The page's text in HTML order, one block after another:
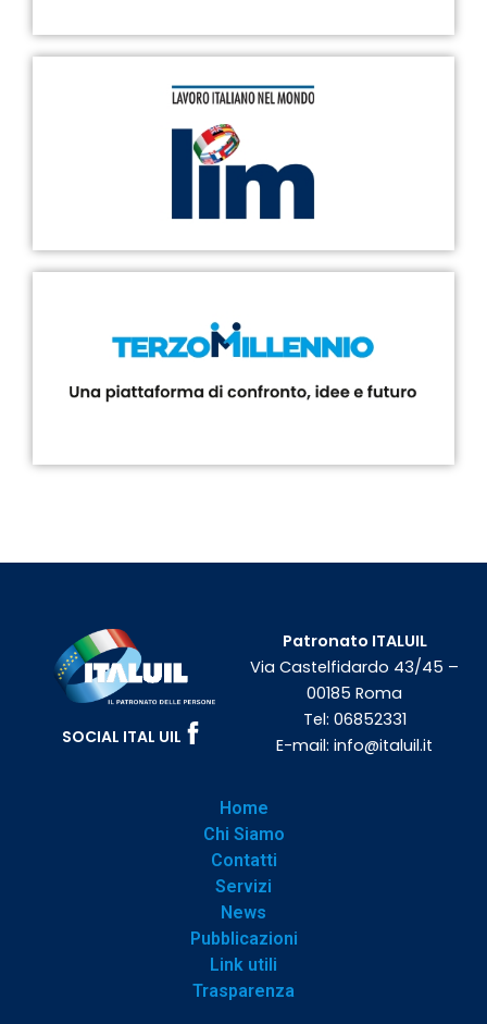
SOCIAL ITAL UIL
Patronato ITALUIL
Via Castelfidardo 43/45 –
00185 Roma
Tel: 06852331
E-mail: info@italuil.it
Home
Chi Siamo
Contatti
Servizi
News
Pubblicazioni
Link utili
Trasparenza